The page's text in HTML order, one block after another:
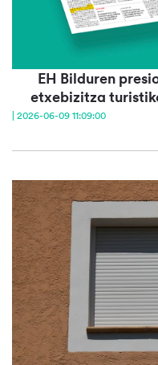
EH Bilduren
etxebizitza
| 2026-06-09 11:09:00